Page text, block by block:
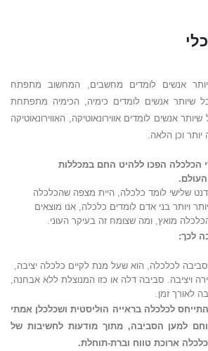
אנשים לומדים מחשבים, המחשוב מתפתח
שיותר אנשים לומדים כימיה, הכימיה מתפתחת
אנשים לומדים אווירונאוטיקה, האווירונאוטיקה
וכן הלאה.
הכלכלה הפכו ללהיט החם במכללות
שלישי לומד כלכלה, היית מצפה שהכלכלה
ויותר בני אדם לומדים כלכלה, אנו מוצאים
מואץ, ומה שצומח זה בעיקר העוני.
לכך:
סביבה לכלכלה, הוא שעל מנת לקיים כלכלה יציבה,
ויציבה. סביבה דלה או כזו המנוצלת ללא אבחנה,
לאורך זמן.
לכלכלה בראייה הוליסטית ושכלכלן אמתי
למען הסביבה, מתוך מודעות לחשיבות של
ארוכת טווח וברת-תוחלת.